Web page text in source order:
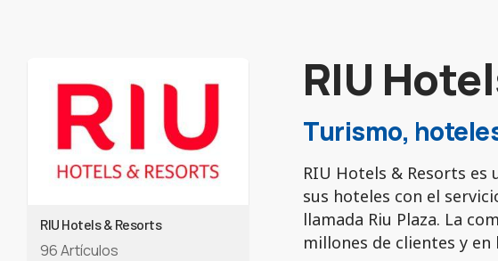
RIU Hotels & Resorts
96 Artículos
RIU
Turismo,
RIU Hotels & Resorts es
sus hoteles con el
llamada Riu Plaza. La
millones de clientes y en